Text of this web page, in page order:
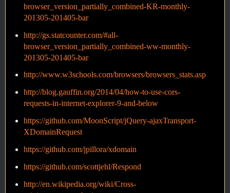
browser_version_partially_combined-KR-monthly-
201305-201405-bar
http://gs.statcounter.com/#all-
browser_version_partially_combined-ww-monthly-
201305-201405-bar
http://www.w3schools.com/browsers/browsers_stats.asp
http://blog.gauffin.org/2014/04/how-to-use-cors-
requests-in-internet-explorer-9-and-below
https://github.com/MoonScript/jQuery-ajaxTransport-
XDomainRequest
https://github.com/jpillora/xdomain
https://github.com/scottjehl/Respond
http://en.wikipedia.org/wiki/Cross-